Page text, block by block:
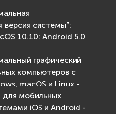
системы”:
10.10; Android 5.0
графический
компьютеров с
macOS и Linux -
для мобильных
iOS и Android -